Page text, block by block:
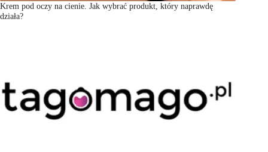
Krem pod oczy na cienie. Jak wybrać produkt, który naprawdę
działa?